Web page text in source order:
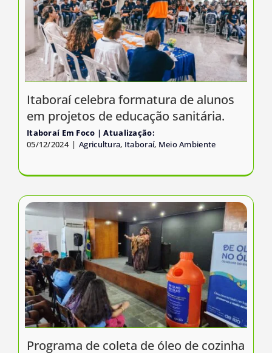
Itaboraí celebra formatura de alunos
em projetos de educação sanitária.
Itaboraí Em Foco
05/12/2024 | Agricultura, Itaboraí, Meio Ambiente
Programa de coleta de óleo de cozinha